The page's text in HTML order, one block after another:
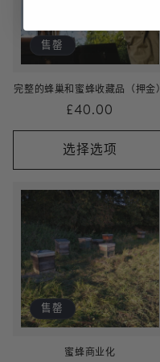
售罄
完整的蜂巢和蜜蜂收藏品（押金）
常
规
价
格
£40.00
选择选项
售罄
蜜蜂商业化